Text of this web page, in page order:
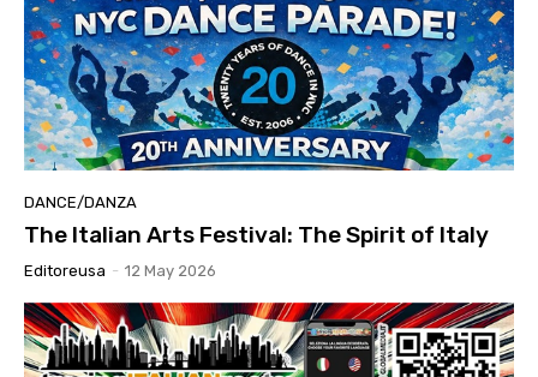
DANCE/DANZA
The Italian Arts Festival: The Spirit of Italy
Editoreusa - 12 May 2026